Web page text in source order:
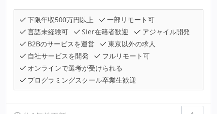
下限年収500万円以上
一部リモート可
言語未経験可
SIer在籍者歓迎
アジャイル開発
B2Bのサービスを運営
東京以外の求人
自社サービスを開発
フルリモート可
オンラインで選考が受けられる
プログラミングスクール卒業生歓迎